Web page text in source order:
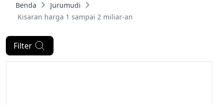
Benda
Jurumudi
Kisaran harga 1 sampai 2 miliar-an
Filter